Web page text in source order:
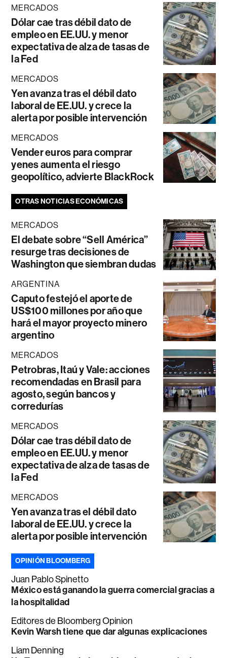
MERCADOS
Dólar cae tras débil dato de
empleo en EE.UU. y menor
expectativa de alza de tasas de
la Fed
MERCADOS
Yen avanza tras el débil dato
laboral de EE.UU. y crece la
alerta por posible intervención
MERCADOS
Vender euros para comprar
yenes aumenta el riesgo
geopolítico, advierte BlackRock
OTRAS NOTICIAS ECONÓMICAS
MERCADOS
El debate sobre “Sell América”
resurge tras decisiones de
Washington que siembran dudas
ARGENTINA
Caputo festejó el aporte de
US$100 millones por año que
hará el mayor proyecto minero
argentino
MERCADOS
Petrobras, Itaú y Vale: acciones
recomendadas en Brasil para
agosto, según bancos y
corredurías
MERCADOS
Dólar cae tras débil dato de
empleo en EE.UU. y menor
expectativa de alza de tasas de
la Fed
MERCADOS
Yen avanza tras el débil dato
laboral de EE.UU. y crece la
alerta por posible intervención
OPINIÓN BLOOMBERG
Juan Pablo Spinetto
México está ganando la guerra comercial gracias a
la hospitalidad
Editores de Bloomberg Opinion
Kevin Warsh tiene que dar algunas explicaciones
Liam Denning